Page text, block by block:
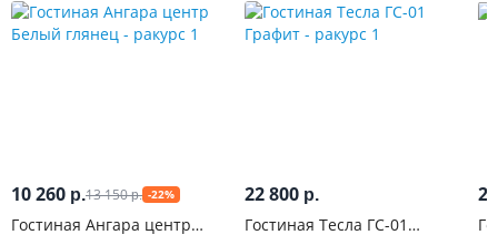
10 260 р.13 150р. -22%
Гостиная Ангара центр
22 800 р.
Гостиная Тесла ГС-01